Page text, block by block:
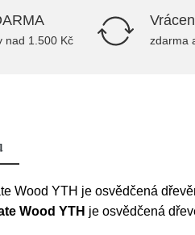
nad 1.500 Kč zdarma
Wood YTH je osvědčená
Wood YTH je osvědčená